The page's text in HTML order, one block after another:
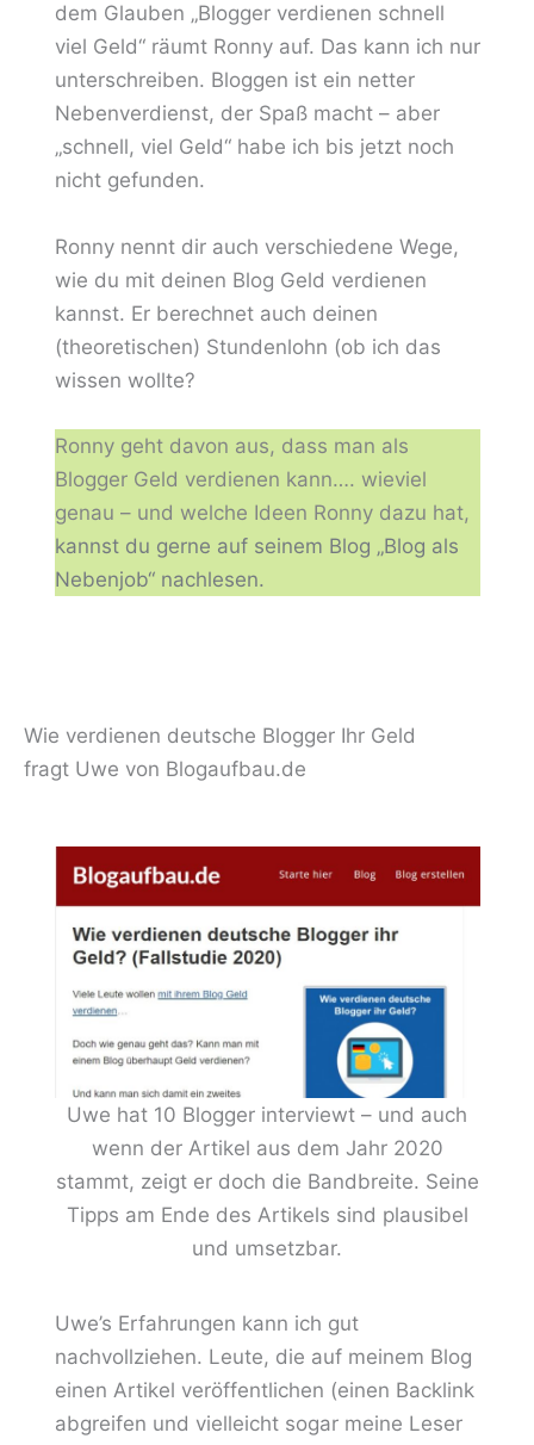
dem Glauben „Blogger verdienen schnell
viel Geld“ räumt Ronny auf. Das kann ich nur
unterschreiben. Bloggen ist ein netter
Nebenverdienst, der Spaß macht – aber
„schnell, viel Geld“ habe ich bis jetzt noch
nicht gefunden.
Ronny nennt dir auch verschiedene Wege,
wie du mit deinen Blog Geld verdienen
kannst. Er berechnet auch deinen
(theoretischen) Stundenlohn (ob ich das
wissen wollte?
Ronny geht davon aus, dass man als
Blogger Geld verdienen kann…. wieviel
genau – und welche Ideen Ronny dazu hat,
kannst du gerne auf seinem Blog „Blog als
Nebenjob“ nachlesen.
Wie verdienen deutsche Blogger Ihr Geld
fragt Uwe von Blogaufbau.de
Uwe hat 10 Blogger interviewt – und auch
wenn der Artikel aus dem Jahr 2020
stammt, zeigt er doch die Bandbreite. Seine
Tipps am Ende des Artikels sind plausibel
und umsetzbar.
Uwe’s Erfahrungen kann ich gut
nachvollziehen. Leute, die auf meinem Blog
einen Artikel veröffentlichen (einen Backlink
abgreifen und vielleicht sogar meine Leser